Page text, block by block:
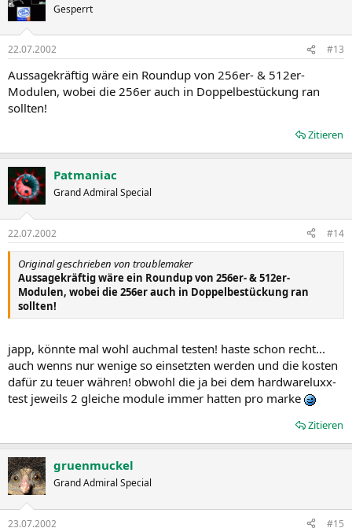
Gesperrt
22.07.2002 #13
Aussagekräftig wäre ein Roundup von 256er- & 512er-
Modulen, wobei die 256er auch in Doppelbestückung ran
sollten!
Zitieren
Patmaniac
Grand Admiral Special
22.07.2002 #14
Original geschrieben von troublemaker
Aussagekräftig wäre ein Roundup von 256er- & 512er-
Modulen, wobei die 256er auch in Doppelbestückung ran
sollten!
japp, könnte mal wohl auchmal testen! haste schon recht...
auch wenns nur wenige so einsetzten werden und die kosten
dafür zu teuer währen! obwohl die ja bei dem hardwareluxx-
test jeweils 2 gleiche module immer hatten pro marke
Zitieren
gruenmuckel
Grand Admiral Special
23.07.2002 #15